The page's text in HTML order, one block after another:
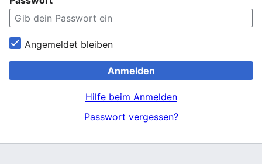
Angemeldet bleiben
Anmelden
Hilfe beim Anmelden
Passwort vergessen?